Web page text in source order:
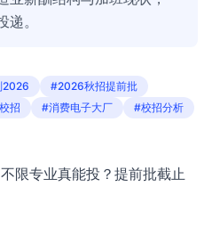
。
2026
#2026秋招提前批
招 #消费电子大厂 #校招分析
限专业真能投？提前批截止